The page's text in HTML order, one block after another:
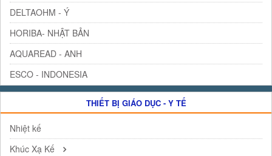
DELTAOHM - Ý
HORIBA- NHẬT BẢN
AQUAREAD - ANH
ESCO - INDONESIA
THIẾT BỊ GIÁO DỤC - Y TẾ
Nhiệt kế
Khúc Xạ Kế